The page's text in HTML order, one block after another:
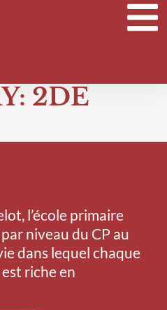
2DE
l’école primaire
niveau du CP au
dans lequel chaque
riche en